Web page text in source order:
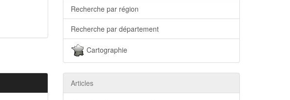
Recherche par région
Recherche par département
Cartographie
Articles